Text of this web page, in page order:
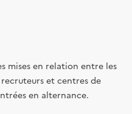
mises en relation entre les
et centres de
en alternance.